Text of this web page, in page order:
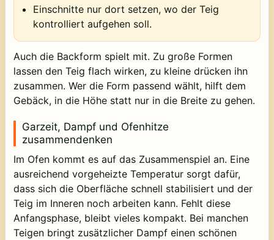
Einschnitte nur dort setzen, wo der Teig
kontrolliert aufgehen soll.
Auch die Backform spielt mit. Zu große Formen
lassen den Teig flach wirken, zu kleine drücken ihn
zusammen. Wer die Form passend wählt, hilft dem
Gebäck, in die Höhe statt nur in die Breite zu gehen.
Garzeit, Dampf und Ofenhitze
zusammendenken
Im Ofen kommt es auf das Zusammenspiel an. Eine
ausreichend vorgeheizte Temperatur sorgt dafür,
dass sich die Oberfläche schnell stabilisiert und der
Teig im Inneren noch arbeiten kann. Fehlt diese
Anfangsphase, bleibt vieles kompakt. Bei manchen
Teigen bringt zusätzlicher Dampf einen schönen